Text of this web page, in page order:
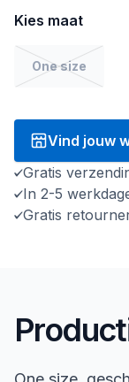
Kies maat
One size
Vind jouw
Gratis
In 2-5
Gratis